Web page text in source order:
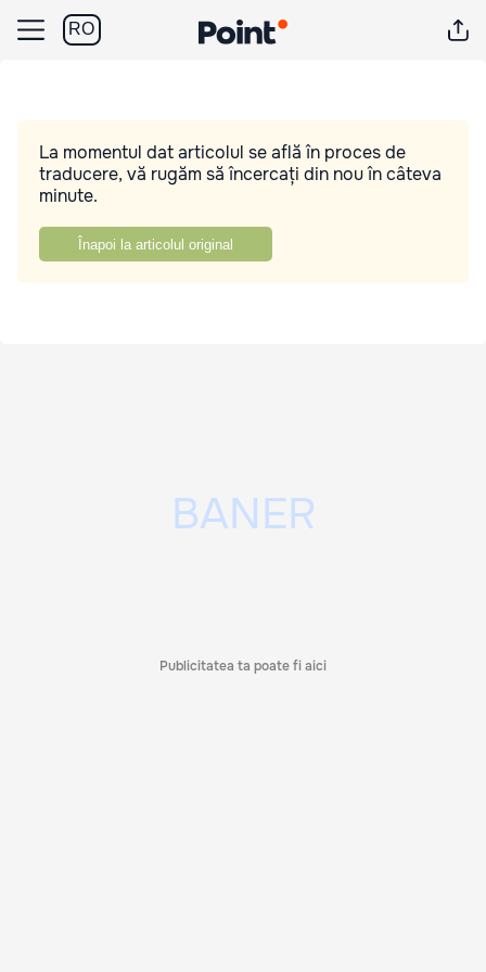
RO
La momentul dat articolul se află în proces de
traducere, vă rugăm să încercați din nou în câteva
minute.
Înapoi la articolul original
Publicitatea ta poate fi aici